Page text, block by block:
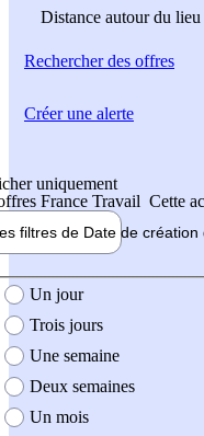
Distance autour du
Rechercherdes offres
uniquement
France Travail Cette
filtres de Date de création
création de l'offre
Un jour
Trois jours
Une semaine
Deux semaines
Un mois
Créer une alerte